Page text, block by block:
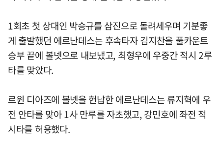
1회초 첫 상대인 박승규를 삼진으로 돌려세우며 기분좋
게 출발했던 에르난데스는 후속타자 김지찬을 풀카운트
승부 끝에 볼넷으로 내보냈고, 최형우에 우중간 적시 2루
타를 맞았다.
르윈 디아즈에 볼넷을 헌납한 에르난데스는 류지혁에 우
전 안타를 맞아 1사 만루를 자초했고, 강민호에 좌전 적
시타를 허용했다.